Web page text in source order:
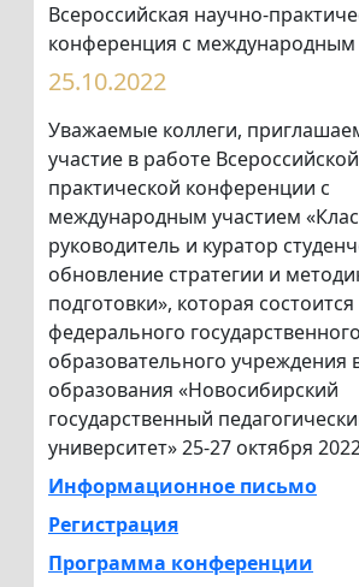
Всероссийская научно-
конференция с международным
25.10.2022
Уважаемые коллеги,
участие в работе
практической конференции с
международным участием
руководитель и куратор
обновление стратегии и
подготовки», которая
федерального
образовательного учреждения
образования «Новосибирский
государственный
университет» 25-27 октября
Информационное письмо
Регистрация
Программа конференции